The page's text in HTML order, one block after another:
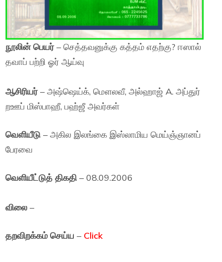
நூலின் பெயர்– செத்தவனுக்கு கத்தம் எதற்கு? ஈஸால்
தவாப் பற்றி ஓர் ஆய்வு
ஆசிரியர்– அஷ்ஷெய்க், மௌலவீ, அல்ஹாஜ் A. அப்துர்
றஊப் மிஸ்பாஹீ, பஹ்ஜீ அவர்கள்
வெளியீடு – அகில இலங்கை இஸ்லாமிய மெய்ஞ்ஞானப்
பேரவை
வெளியீட்டுத் திகதி – 08.09.2006
விலை –
தறவிறக்கம் செய்ய – Click